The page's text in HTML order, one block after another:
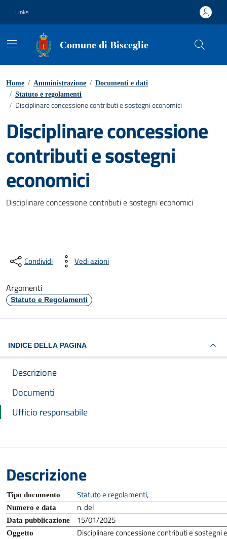
Links
Comune di Bisceglie
Home / Amministrazione / Documenti e dati
/ Statuto e regolamenti
/ Disciplinare concessione contributi e sostegni economici
Disciplinare concessione
contributi e sostegni
economici
Dettagli del documento
Disciplinare concessione contributi e sostegni economici
Condividi Vedi azioni
Argomenti
Statuto e Regolamenti
INDICE DELLA PAGINA
Descrizione
Documenti
Ufficio responsabile
Descrizione
Tipo documento Statuto e regolamenti,
Numero e data n. del
Data pubblicazione 15/01/2025
Oggetto Disciplinare concessione contributi e sostegni